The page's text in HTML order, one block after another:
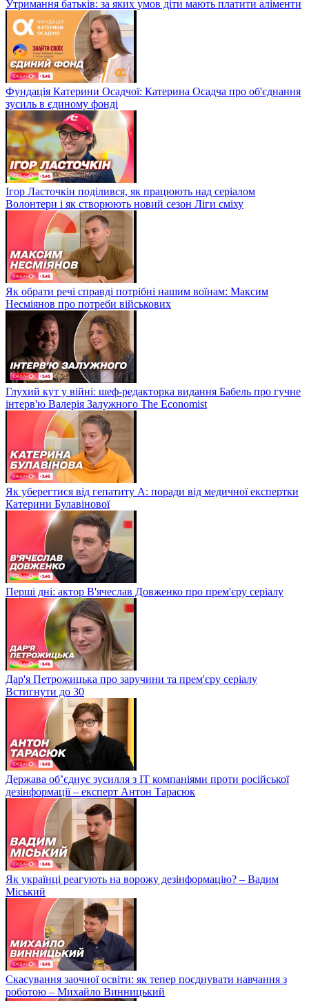
Утримання батьків: за яких умов діти мають платити аліменти
Фундація Катерини Осадчої: Катерина Осадча про об'єднання
зусиль в єдиному фонді
Ігор Ласточкін поділився, як працюють над серіалом
Волонтери і як створюють новий сезон Ліги сміху
Як обрати речі справді потрібні нашим воїнам: Максим
Несміянов про потреби військових
Глухий кут у війні: шеф-редакторка видання Бабель про гучне
інтерв'ю Валерія Залужного The Economist
Як уберегтися від гепатиту А: поради від медичної експертки
Катерини Булавінової
Перші дні: актор В'ячеслав Довженко про прем'єру серіалу
Дар'я Петрожицька про заручини та прем'єру серіалу
Встигнути до 30
Держава об’єднує зусилля з ІТ компаніями проти російської
дезінформації – експерт Антон Тарасюк
Як українці реагують на ворожу дезінформацію? – Вадим
Міський
Скасування заочної освіти: як тепер поєднувати навчання з
роботою – Михайло Винницький